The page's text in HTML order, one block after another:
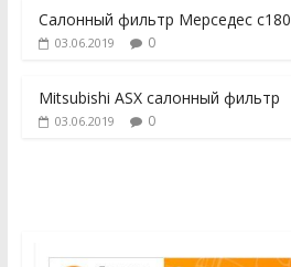
Салонный фильтр Мерседес с180
03.06.2019 0
Mitsubishi ASX салонный фильтр
03.06.2019 0